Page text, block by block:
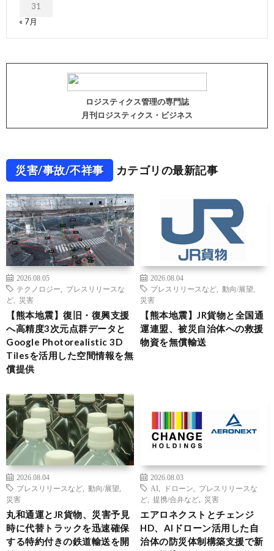
31
« 7月
ロジスティクス管理の専門誌
月刊ロジスティクス・ビジネス
災害/事故/不祥事 カテゴリの最新記事
2026.08.05
テクノロジー
プレスリリースな
ど
災害
【熊本地震】復旧・復興支援
へ高精度3次元点群データと
Google Photorealistic 3D
Tilesを活用した空間情報を無
償提供
2026.08.04
プレスリリースなど
動向/展望
災害
【熊本地震】JR貨物と全国通
運連盟、被災自治体への救援
物資を無償輸送
2026.08.04
プレスリリースなど
動向/展望
災害
丸和通運とJR貨物、災害予見
時に代替トラックを迅速確保
する特約付きの鉄道輸送を開
2026.08.03
AI
ドローン
プレスリリースな
ど
提携/合弁など 災害
エアロネクストとチェンジ
HD、AIドローン活用した自
治体の防災体制構築支援で新